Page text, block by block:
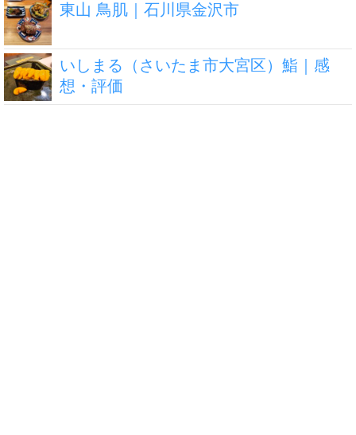
東山 鳥肌｜石川県金沢市
いしまる（さいたま市大宮区）鮨｜感
想・評価